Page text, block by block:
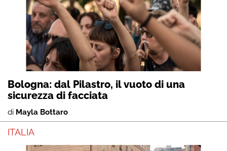
Bologna: dal Pilastro, il vuoto di una
sicurezza di facciata
di Mayla Bottaro
ITALIA